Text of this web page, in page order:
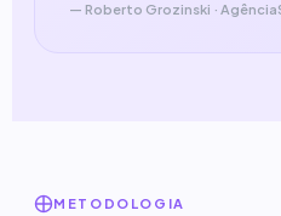
— Roberto Grozinski ·
METODOLOGIA